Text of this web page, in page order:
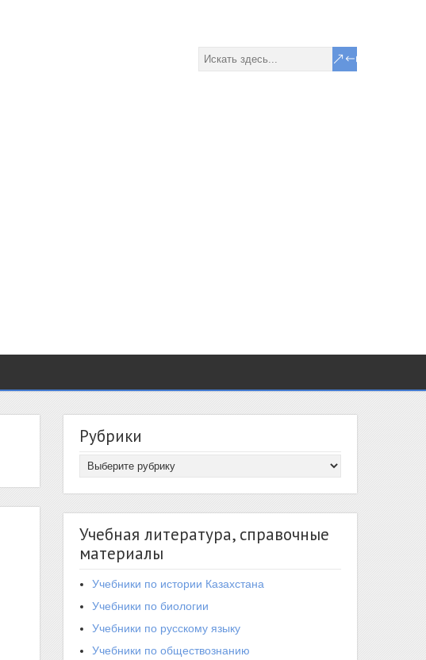
Рубрики
Учебная литература, справочные
материалы
Учебники по истории Казахстана
Учебники по биологии
Учебники по русскому языку
Учебники по обществознанию